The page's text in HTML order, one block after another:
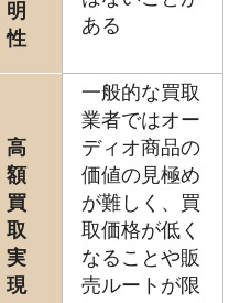
明
性
ある
高
額
買
取
実
現
一般的な買取
業者ではオー
ディオ商品の
価値の見極め
が難しく、買
取価格が低く
なることや販
売ルートが限